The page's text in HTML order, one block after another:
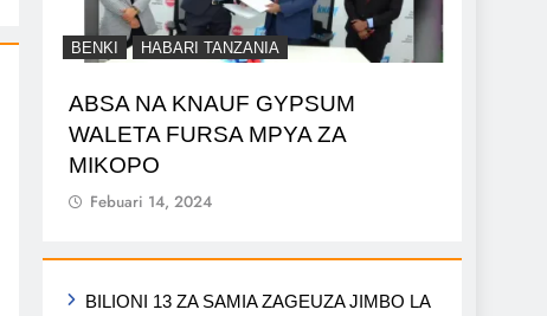
BENKI HABARI TANZANIA
ABSA NA KNAUF GYPSUM
WALETA FURSA MPYA ZA
MIKOPO
Febuari 14, 2024
BILIONI 13 ZA SAMIA ZAGEUZA JIMBO LA